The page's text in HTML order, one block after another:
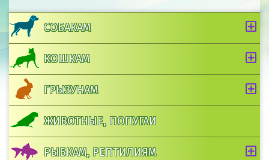
СОБАКАМ
КОШКАМ
ГРЫЗУНАМ
ЖИВОТНЫЕ, ПОПУГАИ
РЫБКАМ, РЕПТИЛИЯМ